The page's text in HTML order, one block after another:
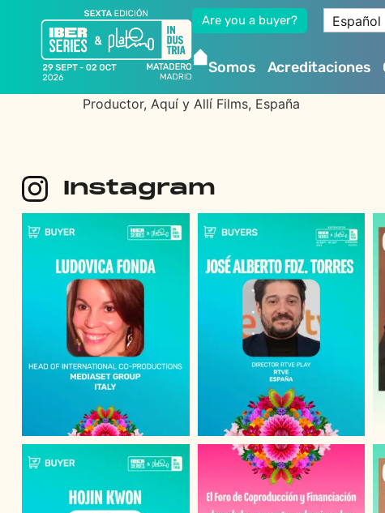
Are you a buyer? Español
Somos Acreditaciones
Productor, Aquí y Allí Films, España
Instagram